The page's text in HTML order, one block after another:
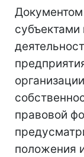
Документом
субъектами
правовой
положения